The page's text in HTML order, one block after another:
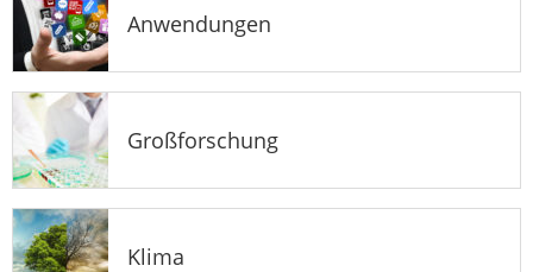
Anwendungen
Großforschung
Klima